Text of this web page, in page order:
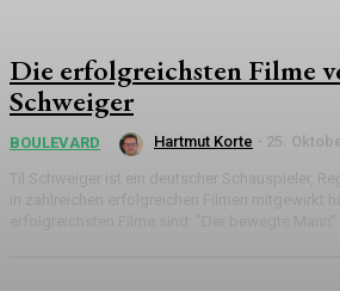
Die erfolgreichsten Filme
Schweiger
BOULEVARD Hartmut Korte - 25.